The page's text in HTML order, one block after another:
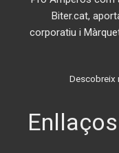
Biter.cat,
corporatiu i
Descobreix